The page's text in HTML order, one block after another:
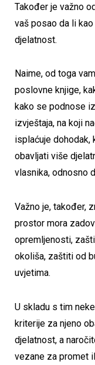
Također je važno
vaš posao da li
djelatnost.
Naime, od toga
poslovne knjige,
kako se podnose
izvještaja, na koji
isplaćuje dohodak,
obavljati više
vlasnika, odnosno
Važno je, također,
prostor mora
opremljenosti,
okoliša, zaštiti od
uvjetima.
U skladu s tim
kriterije za njeno
djelatnost, a
vezane za promet